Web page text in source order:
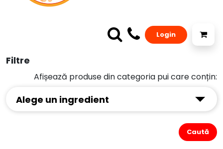
Login
Filtre
Afișează produse din categoria pui care conțin:
Alege un ingredient
Caută